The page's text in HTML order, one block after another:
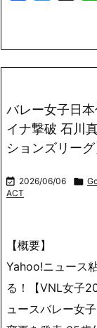
バレー女子日
イナ撃破 石川
ションズリー
 2026/06/06 
ACT
【概要】
Yahoo!ニュース
る！【VNL女子
ュースバレー女